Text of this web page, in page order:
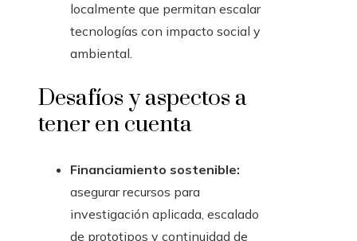
localmente que permitan escalar
tecnologías con impacto social y
ambiental.
Desafíos y aspectos a
tener en cuenta
Financiamiento sostenible:
asegurar recursos para
investigación aplicada, escalado
de prototipos y continuidad de